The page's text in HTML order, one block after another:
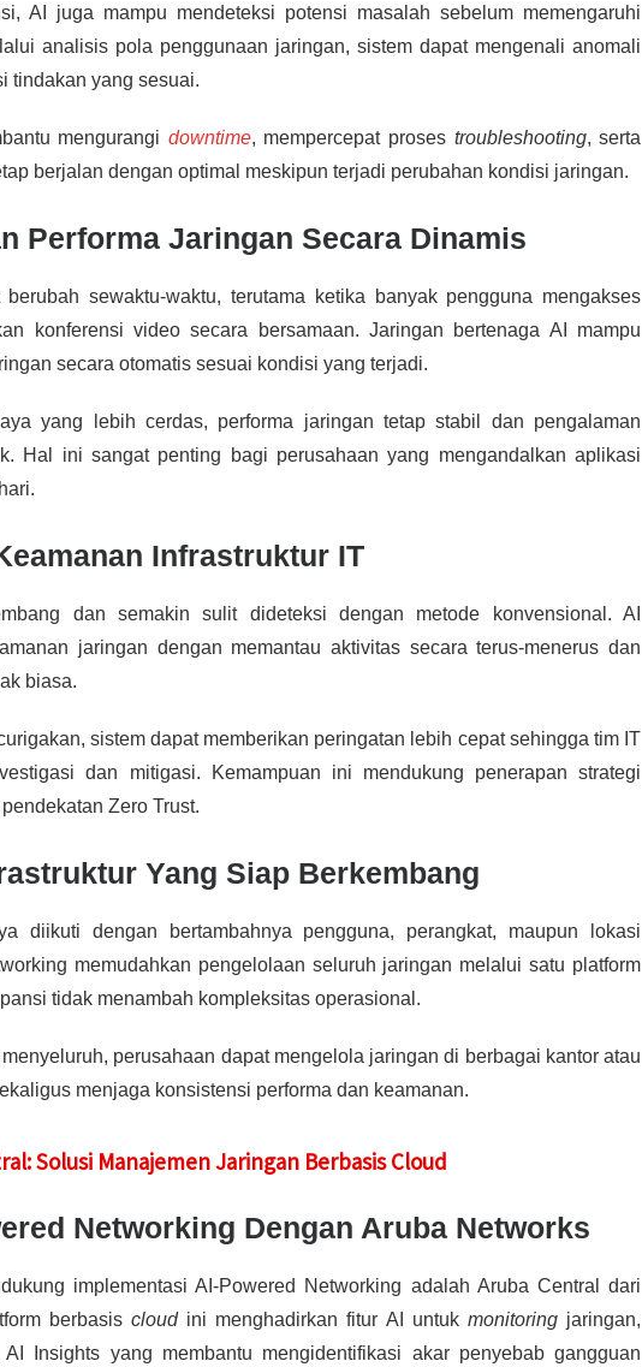
AI juga mampu mendeteksi potensi masalah sebelum memengaruhi
analisis pola penggunaan jaringan, sistem dapat mengenali anomali
tindakan yang sesuai.
mengurangi downtime, mempercepat proses troubleshooting, serta
berjalan dengan optimal meskipun terjadi perubahan kondisi jaringan.
Performa Jaringan Secara Dinamis
sewaktu-waktu, terutama ketika banyak pengguna mengakses
konferensi video secara bersamaan. Jaringan bertenaga AI mampu
secara otomatis sesuai kondisi yang terjadi.
yang lebih cerdas, performa jaringan tetap stabil dan pengalaman
Hal ini sangat penting bagi perusahaan yang mengandalkan aplikasi
Infrastruktur IT
dan semakin sulit dideteksi dengan metode konvensional. AI
jaringan dengan memantau aktivitas secara terus-menerus dan
biasa.
sistem dapat memberikan peringatan lebih cepat sehingga tim IT
dan mitigasi. Kemampuan ini mendukung penerapan strategi
Zero Trust.
Yang Siap Berkembang
diikuti dengan bertambahnya pengguna, perangkat, maupun lokasi
memudahkan pengelolaan seluruh jaringan melalui satu platform
tidak menambah kompleksitas operasional.
perusahaan dapat mengelola jaringan di berbagai kantor atau
menjaga konsistensi performa dan keamanan.
Solusi Manajemen Jaringan Berbasis Cloud
Networking Dengan Aruba Networks
implementasi AI-Powered Networking adalah Aruba Central dari
berbasis cloudini menghadirkan fitur AI untuk monitoringjaringan,
Insights yang membantu mengidentifikasi akar penyebab gangguan